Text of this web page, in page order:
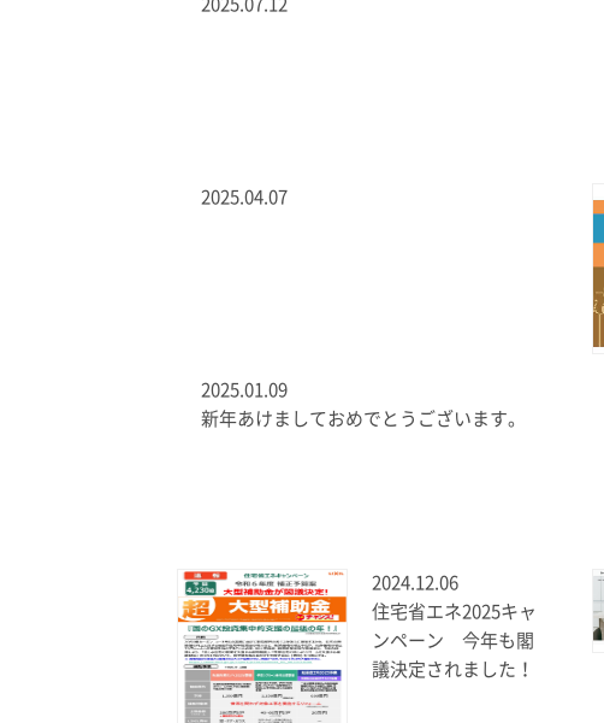
2025.07.12
2025.04.07
2025.01.09
新年あけましておめでとうございます。
2024.12.06
住宅省エネ2025キャ
ンペーン 今年も閣
議決定されました！